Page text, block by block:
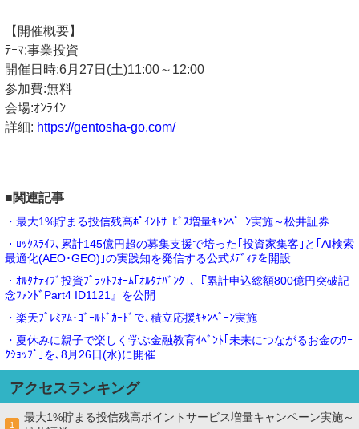
【開催概要】
ﾃｰﾏ:事業投資
開催日時:6月27日(土)11:00～12:00
参加費:無料
会場:ｵﾝﾗｲﾝ
詳細: https://gentosha-go.com/
■関連記事
・最大1%貯まる投信残高ﾎﾟｲﾝﾄｻｰﾋﾞｽ増量ｷｬﾝﾍﾟｰﾝ実施～松井証券
・ﾛｯｸｽﾗｲﾌ､累計145億円超の募集支援で培った｢投資家集客｣と｢AI検索
最適化(AEO･GEO)｣の実践知を発信する公式ﾒﾃﾞｨｱを開設
・ｵﾙﾀﾅﾃｨﾌﾞ投資ﾌﾟﾗｯﾄﾌｫｰﾑ｢ｵﾙﾀﾅﾊﾞﾝｸ｣､『累計申込総額800億円突破記
念ﾌｧﾝﾄﾞPart4 ID1121』を公開
・楽天ﾌﾟﾚﾐｱﾑ･ｺﾞｰﾙﾄﾞｶｰﾄﾞで､積立応援ｷｬﾝﾍﾟｰﾝ実施
・夏休みに親子で楽しく学ぶ金融教育ｲﾍﾞﾝﾄ｢未来につながるお金のﾜｰ
ｸｼｮｯﾌﾟ｣を､8月26日(水)に開催
アクセスランキング
1
最大1%貯まる投信残高ポイントサービス増量キャンペーン実施～